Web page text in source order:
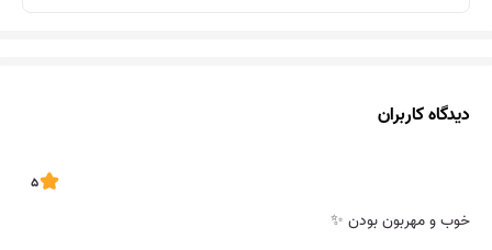
دیدگاه‌ کاربران
5
خوب و مهربون بودن ✨